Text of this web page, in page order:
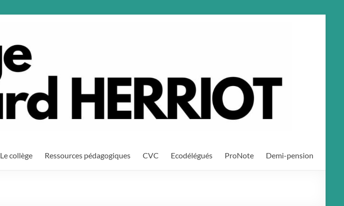
Le collège Ressources pédagogiques CVC Ecodélégués ProNote Demi-pension